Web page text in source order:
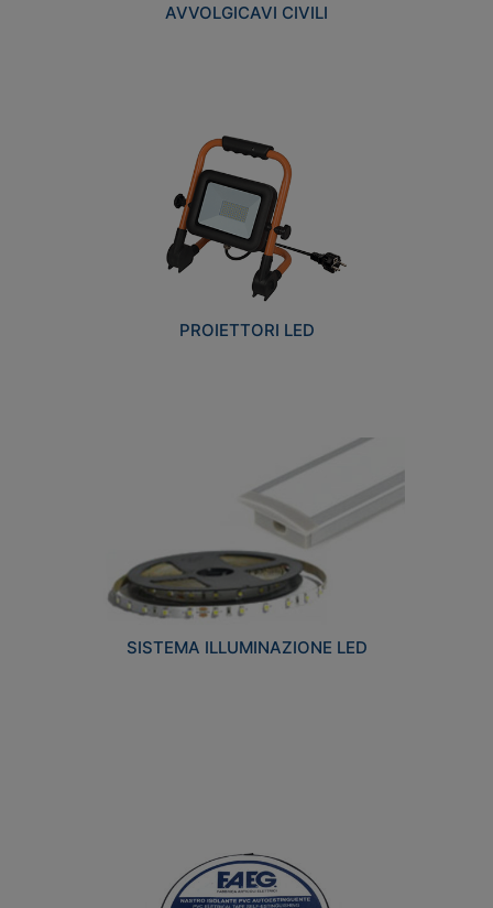
AVVOLGICAVI CIVILI
PROIETTORI LED
SISTEMA ILLUMINAZIONE LED